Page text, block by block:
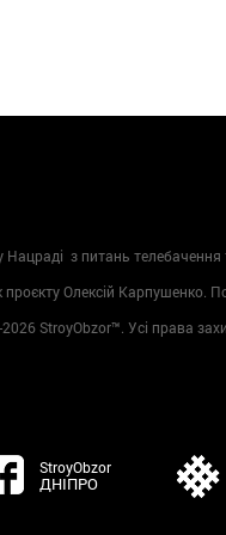
з питань телебачення
проєкту Олексій Карпушенко.
2026 StroyObzor™. Усі права
StroyObzor
ДНІПРО